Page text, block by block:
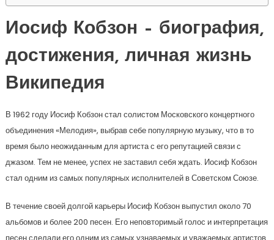
Иосиф Кобзон – биография,
достижения, личная жизнь
Википедия
В 1962 году Иосиф Кобзон стал солистом Московского концертного
объединения «Мелодия», выбрав себе популярную музыку, что в то
время было неожиданным для артиста с его репутацией связи с
джазом. Тем не менее, успех не заставил себя ждать. Иосиф Кобзон
стал одним из самых популярных исполнителей в Советском Союзе.
В течение своей долгой карьеры Иосиф Кобзон выпустил около 70
альбомов и более 200 песен. Его неповторимый голос и интерпретация